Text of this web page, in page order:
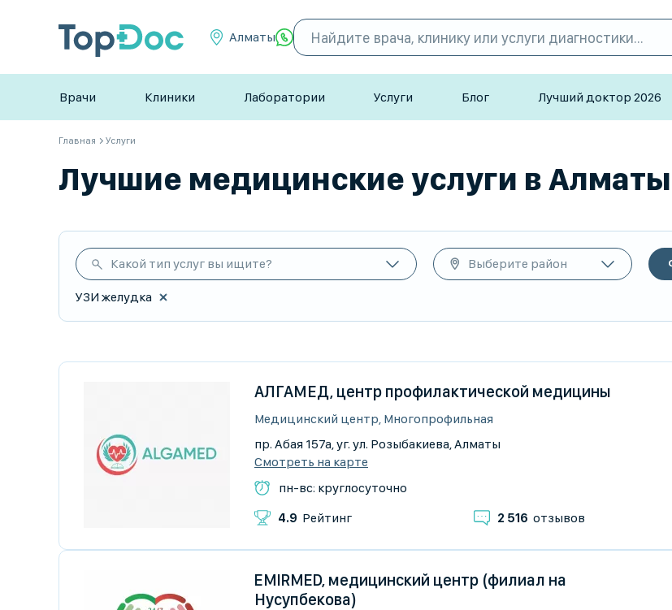
Алматы
Врачи Клиники Лаборатории Услуги Блог Лучший доктор 2026
Главная Услуги
Лучшие медицинские услуги в Алматы
Какой тип услуг вы ищите?
УЗИ желудка
Выберите район
АЛГАМЕД, центр профилактической медицины
Медицинский центр, Многопрофильная
пр. Абая 157а, уг. ул. Розыбакиева, Алматы
Смотреть на карте
пн-вс: круглосуточно
4.9 Рейтинг 2 516 отзывов
EMIRMED, медицинский центр (филиал на
Нусупбекова)